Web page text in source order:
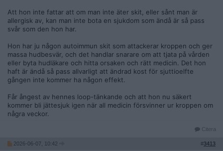
Att hon inte fattar att om man inte äter skit, eller sånt man är
allergisk av, kan man inte bota en sjukdom som ändå är så pass
svår som den hon har.
Hon har ju någon autoimmun skit som attackerar kroppen och ger
massa hudbesvär, och det handlar snarare om att tjata på vården
eller byta hudläkare och hitta orsaken och rätt medicin. Det hon
haft är ändå så pass allvarligt att ändrad kost för sjuttioelfte
gången inte kommer ha någon effekt.
Får ångest av hennes loop-tänkande och att hon nu säkert
kommer bli jättesjuk igen när all medicin försvinner ur kroppen om
några veckor.
Citera
2026-06-07, 10:42 #3413